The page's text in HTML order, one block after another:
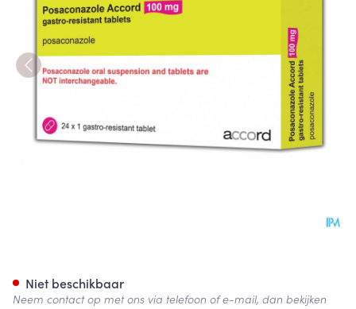
Niet beschikbaar
Neem contact op met ons via telefoon of e-mail, dan bekijken